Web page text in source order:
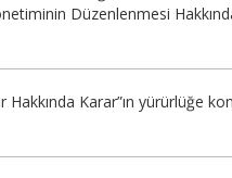
Düzenlenmesi
Karar”ın yürürlüğe